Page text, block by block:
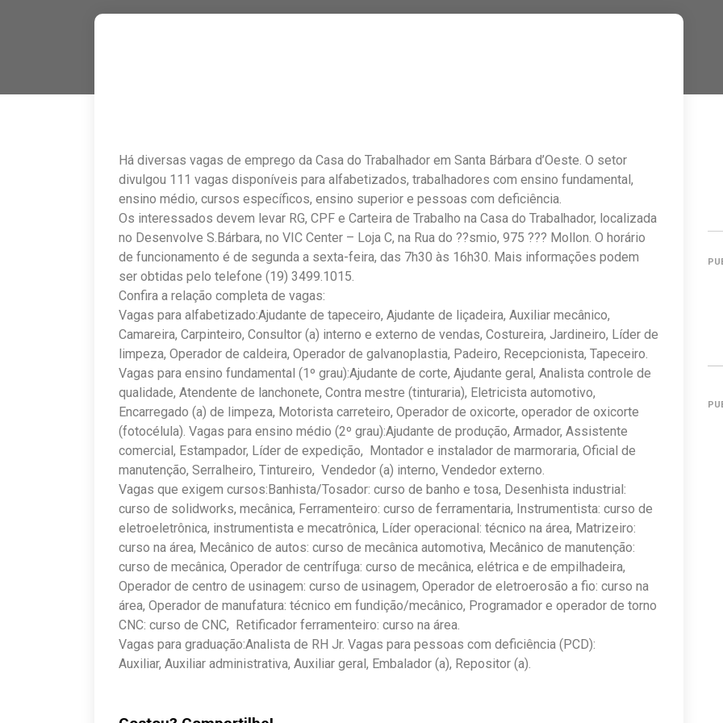
Há diversas vagas de emprego da Casa do Trabalhador em Santa Bárbara d’Oeste. O setor
divulgou 111 vagas disponíveis para alfabetizados, trabalhadores com ensino fundamental,
ensino médio, cursos específicos, ensino superior e pessoas com deficiência.
Os interessados devem levar RG, CPF e Carteira de Trabalho na Casa do Trabalhador, localizada
no Desenvolve S.Bárbara, no VIC Center – Loja C, na Rua do ??smio, 975 ??? Mollon. O horário
de funcionamento é de segunda a sexta-feira, das 7h30 às 16h30. Mais informações podem
ser obtidas pelo telefone (19) 3499.1015.
Confira a relação completa de vagas:
Vagas para alfabetizado:Ajudante de tapeceiro, Ajudante de liçadeira, Auxiliar mecânico,
Camareira, Carpinteiro, Consultor (a) interno e externo de vendas, Costureira, Jardineiro, Líder de
limpeza, Operador de caldeira, Operador de galvanoplastia, Padeiro, Recepcionista, Tapeceiro.
Vagas para ensino fundamental (1º grau):Ajudante de corte, Ajudante geral, Analista controle de
qualidade, Atendente de lanchonete, Contra mestre (tinturaria), Eletricista automotivo,
Encarregado (a) de limpeza, Motorista carreteiro, Operador de oxicorte, operador de oxicorte
(fotocélula). Vagas para ensino médio (2º grau):Ajudante de produção, Armador, Assistente
comercial, Estampador, Líder de expedição, Montador e instalador de marmoraria, Oficial de
manutenção, Serralheiro, Tintureiro, Vendedor (a) interno, Vendedor externo.
Vagas que exigem cursos:Banhista/Tosador: curso de banho e tosa, Desenhista industrial:
curso de solidworks, mecânica, Ferramenteiro: curso de ferramentaria, Instrumentista: curso de
eletroeletrônica, instrumentista e mecatrônica, Líder operacional: técnico na área, Matrizeiro:
curso na área, Mecânico de autos: curso de mecânica automotiva, Mecânico de manutenção:
curso de mecânica, Operador de centrífuga: curso de mecânica, elétrica e de empilhadeira,
Operador de centro de usinagem: curso de usinagem, Operador de eletroerosão a fio: curso na
área, Operador de manufatura: técnico em fundição/mecânico, Programador e operador de torno
CNC: curso de CNC, Retificador ferramenteiro: curso na área.
Vagas para graduação:Analista de RH Jr. Vagas para pessoas com deficiência (PCD):
Auxiliar, Auxiliar administrativa, Auxiliar geral, Embalador (a), Repositor (a).